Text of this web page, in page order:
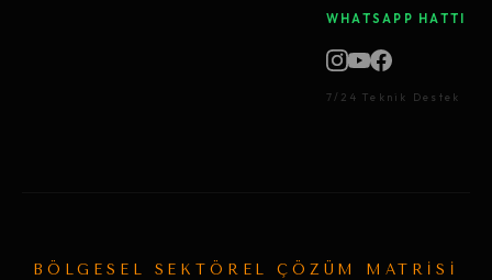
WHATSAPP HATTI
7/24 Teknik Destek
BÖLGESEL SEKTÖREL ÇÖZÜM MATRİSİ